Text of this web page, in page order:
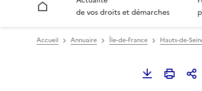
Accueil
de vos droits et démarches
Accueil Annuaire Île-de-France Hauts-de-